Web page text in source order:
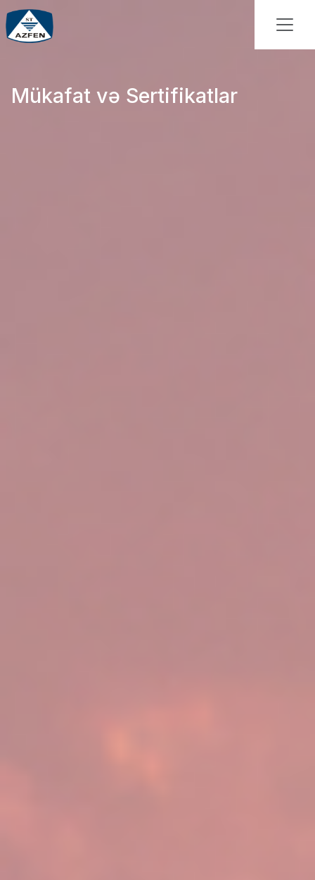
Mükafat və Sertifikatlar